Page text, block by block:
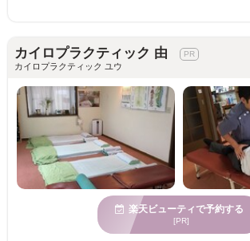
カイロプラクティック 由
カイロプラクティック ユウ
楽天ビューティで予約する
[PR]